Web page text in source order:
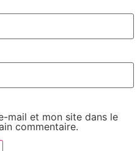
mail et mon site dans le
commentaire.